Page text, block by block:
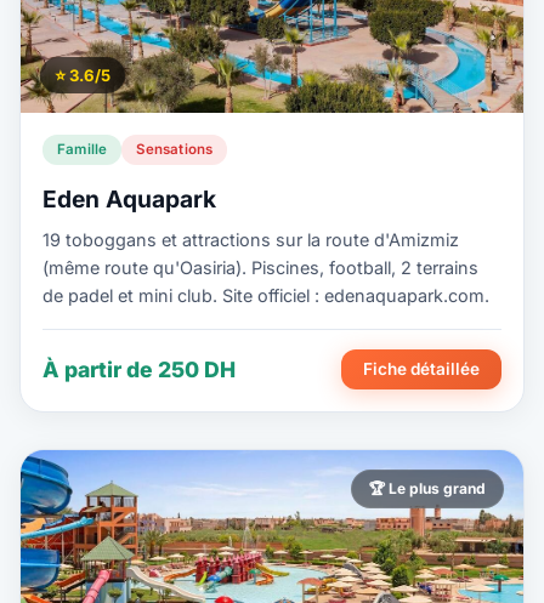
⭐ 3.6/5
Famille Sensations
Eden Aquapark
19 toboggans et attractions sur la route d'Amizmiz
(même route qu'Oasiria). Piscines, football, 2 terrains
de padel et mini club. Site officiel : edenaquapark.com.
À partir de 250 DH Fiche détaillée
🏆 Le plus grand